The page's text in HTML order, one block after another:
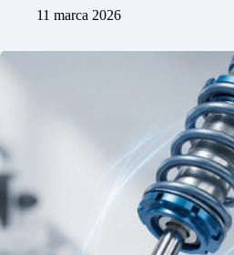
11 marca 2026